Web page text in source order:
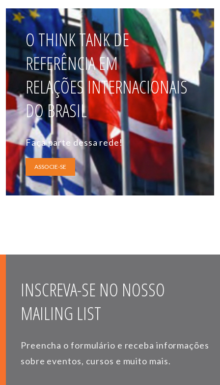
O THINK TANK DE
REFERÊNCIA EM
RELAÇÕES INTERNACIONAIS
DO BRASIL
Faça parte dessa rede!
ASSOCIE-SE
INSCREVA-SE NO NOSSO
MAILING LIST
Preencha o formulário e receba informações
sobre eventos, cursos e muito mais.